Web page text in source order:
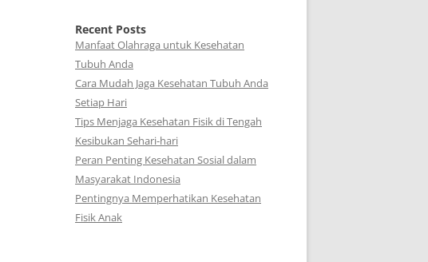
Recent Posts
Manfaat Olahraga untuk Kesehatan
Tubuh Anda
Cara Mudah Jaga Kesehatan Tubuh Anda
Setiap Hari
Tips Menjaga Kesehatan Fisik di Tengah
Kesibukan Sehari-hari
Peran Penting Kesehatan Sosial dalam
Masyarakat Indonesia
Pentingnya Memperhatikan Kesehatan
Fisik Anak